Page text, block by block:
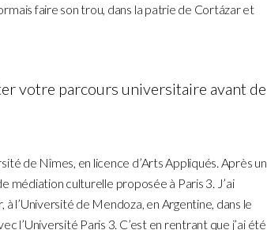
faire son trou, dans la patrie de Cortázar et
votre parcours universitaire avant de
de Nîmes, en licence d’Arts Appliqués. Après un
médiation culturelle proposée à Paris 3. J’ai
l’Université de Mendoza, en Argentine, dans le
l’Université Paris 3. C’est en rentrant que j’ai été